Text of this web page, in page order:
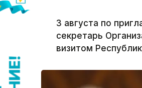
3 августа по
секретарь
визитом